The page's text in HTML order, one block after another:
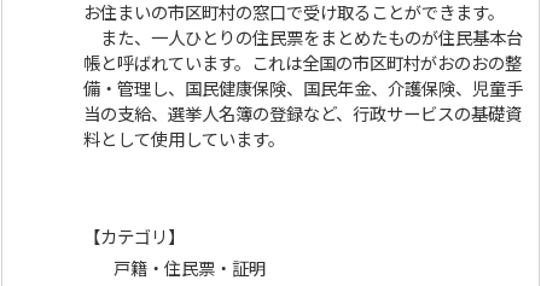
お住まいの市区町村の窓口で受け取ることができます。
また、一人ひとりの住民票をまとめたものが住民基本台
帳と呼ばれています。これは全国の市区町村がおのおの整
備・管理し、国民健康保険、国民年金、介護保険、児童手
当の支給、選挙人名簿の登録など、行政サービスの基礎資
料として使用しています。
【カテゴリ】
戸籍・住民票・証明